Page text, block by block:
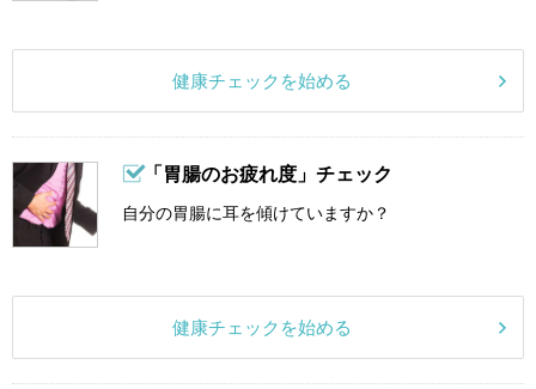
健康チェックを始める
「胃腸のお疲れ度」チェック
自分の胃腸に耳を傾けていますか？
健康チェックを始める